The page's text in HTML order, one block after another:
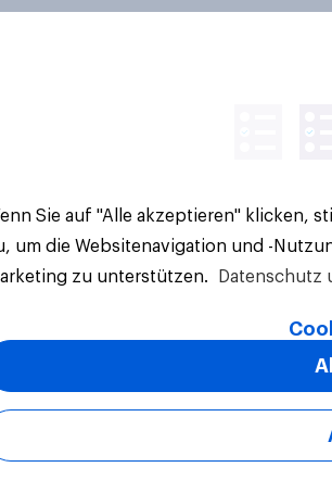
PLC. Alle Rechte vorbehalten.
Sie auf "Alle akzeptieren" klicken,
um die Websitenavigation und -
zu unterstützen.
Datenschutz